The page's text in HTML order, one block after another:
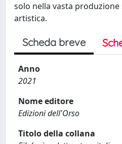
solo nella vasta
artistica.
Scheda breve
Anno
2021
Nome editore
Edizioni dell'Orso
Titolo della collana